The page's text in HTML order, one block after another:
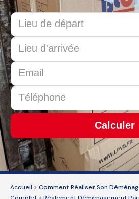
Calculer
This
field
should
left
Accueil > Comment Réaliser Son